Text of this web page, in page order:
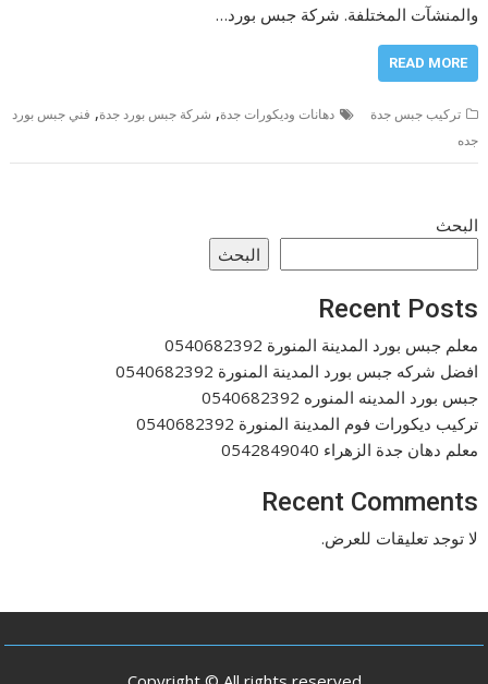
والمنشآت المختلفة. شركة جبس بورد…
READ MORE
تركيب جبس جدة دهانات وديكورات جدة, شركة جبس بورد جدة, فني جبس بورد
جده
البحث
البحث
Recent Posts
معلم جبس بورد المدينة المنورة 0540682392
افضل شركه جبس بورد المدينة المنورة 0540682392
جبس بورد المدينه المنوره 0540682392
تركيب ديكورات فوم المدينة المنورة 0540682392
معلم دهان جدة الزهراء 0542849040
Recent Comments
لا توجد تعليقات للعرض.